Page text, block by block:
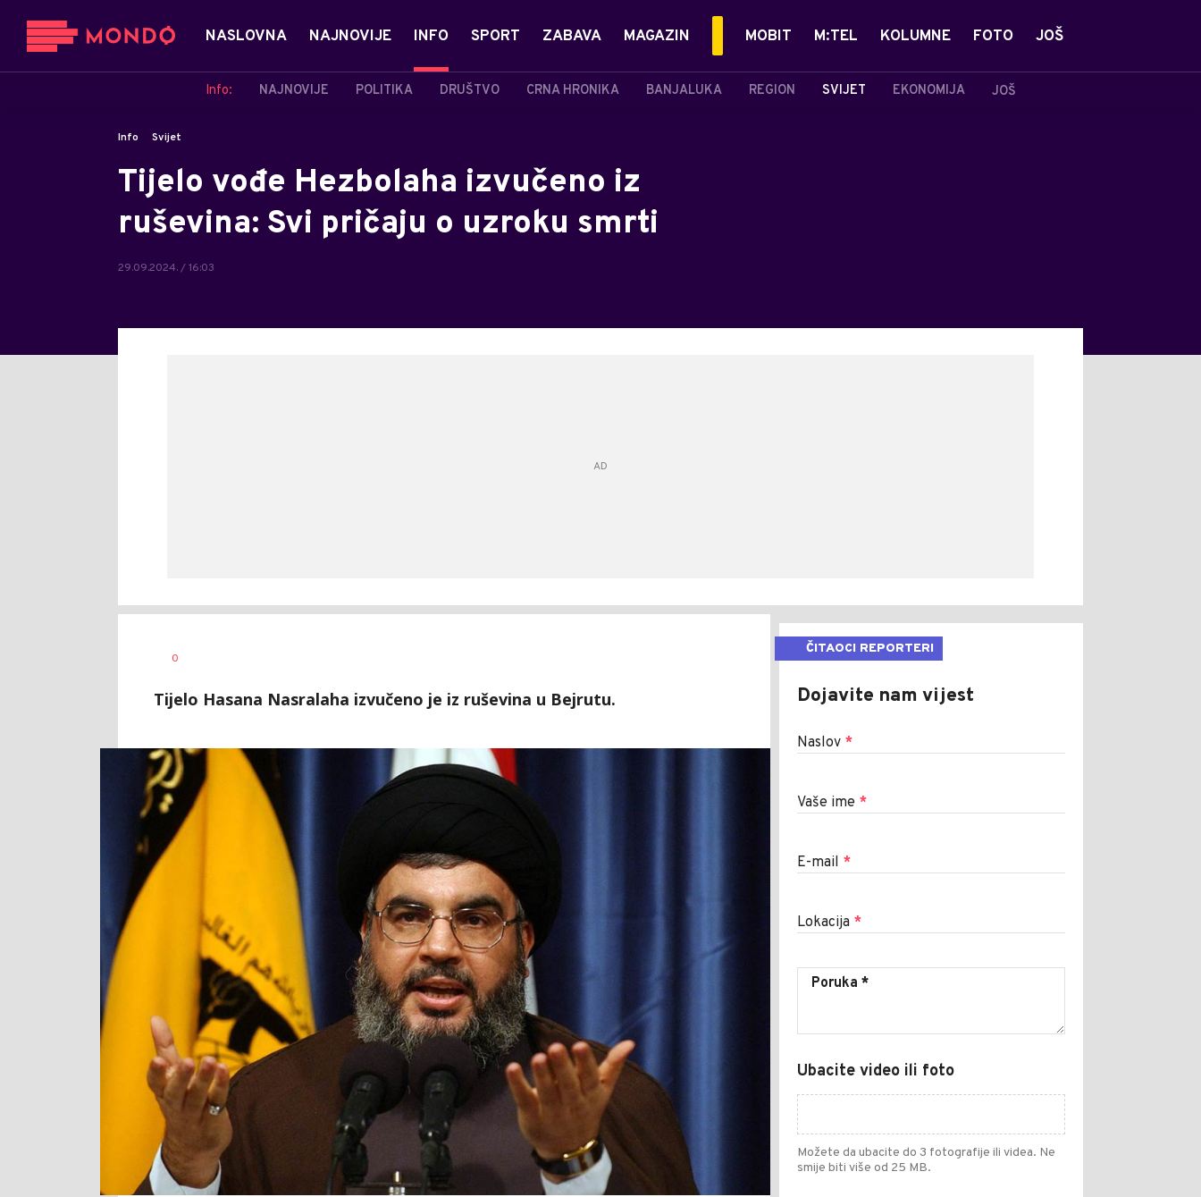
NASLOVNA NAJNOVIJE INFO
Info: NAJNOVIJE POLITIKA DRUŠTVO CRNA HRONIKA BANJALUKA REGION SVIJET EKONOMIJA JOŠ
SPORT ZABAVA MAGAZIN MOBIT M:TEL KOLUMNE FOTO JOŠ
Info Svijet
Tijelo vođe Hezbolaha izvučeno iz
ruševina: Svi pričaju o uzroku smrti
29.09.2024. / 16:03
0
Tijelo Hasana Nasralaha izvučeno je iz ruševina u Bejrutu.
ČITAOCI REPORTERI
Dojavite nam vijest
Naslov *
Vaše ime *
E-mail *
Lokacija *
Ubacite video ili foto
Možete da ubacite do 3 fotografije ili videa. Ne
smije biti više od 25 MB.